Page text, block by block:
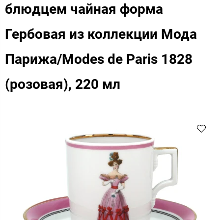
блюдцем чайная форма
Гербовая из коллекции Мода
Парижа/Modes de Paris 1828
(розовая), 220 мл